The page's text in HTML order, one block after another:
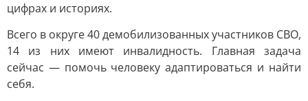
цифрах и историях.
Всего в округе 40 демобилизованных участников СВО,
14 из них имеют инвалидность. Главная задача
сейчас — помочь человеку адаптироваться и найти
себя.